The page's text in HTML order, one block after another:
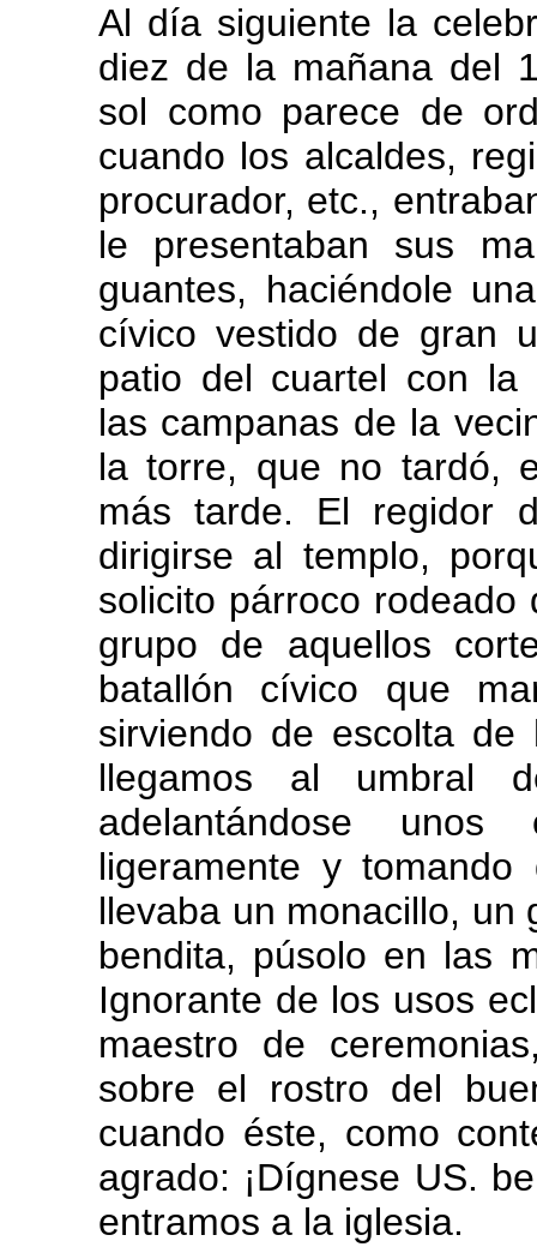
Al día siguiente la
diez de la mañana del
sol como parece de
cuando los alcaldes,
procurador, etc.,
le presentaban sus
guantes, haciéndole
cívico vestido de gran
patio del cuartel con la
las campanas de la
la torre, que no tardó,
más tarde. El regidor
dirigirse al templo,
solicito párroco
grupo de aquellos
batallón cívico que
sirviendo de escolta de
llegamos al umbral
adelantándose
ligeramente y
llevaba un monacillo, un
bendita, púsolo en las
Ignorante de los usos
maestro de
sobre el rostro del
cuando éste, como
agrado: ¡Dígnese US.
entramos a la iglesia.